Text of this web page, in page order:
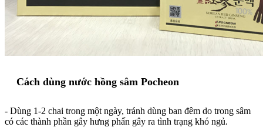
Cách dùng nước hồng sâm Pocheon
- Dùng 1-2 chai trong một ngày, tránh dùng ban đêm do trong sâm
có các thành phần gây hưng phấn gây ra tình trạng khó ngủ.